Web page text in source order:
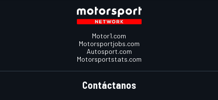
Motor1.com
Motorsportjobs.com
Autosport.com
Motorsportstats.com
Contáctanos